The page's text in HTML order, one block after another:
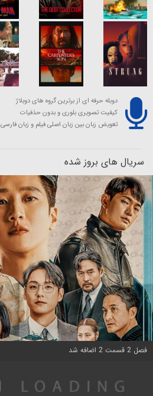
دوبله حرفه ای از برترین گروه های دوبلاژ
کیفیت تصویری بلوری و بدون حذفیات
تعویض زبان بین زبان اصلی فیلم و زبان فارسی
سریال های بروز شده
فصل 2 قسمت 2 اضافه شد